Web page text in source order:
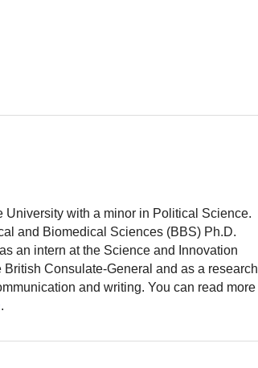
University with a minor in Political Science.
and Biomedical Sciences (BBS) Ph.D.
an intern at the Science and Innovation
Consulate-General and as a research
and writing. You can read more
.